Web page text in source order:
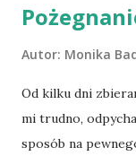
Autor: Monika
Od kilku dni
mi trudno,
sposób na